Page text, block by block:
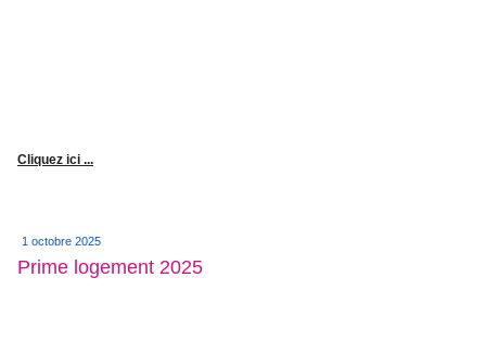
Cliquez ici ...
1 octobre 2025
Prime logement 2025